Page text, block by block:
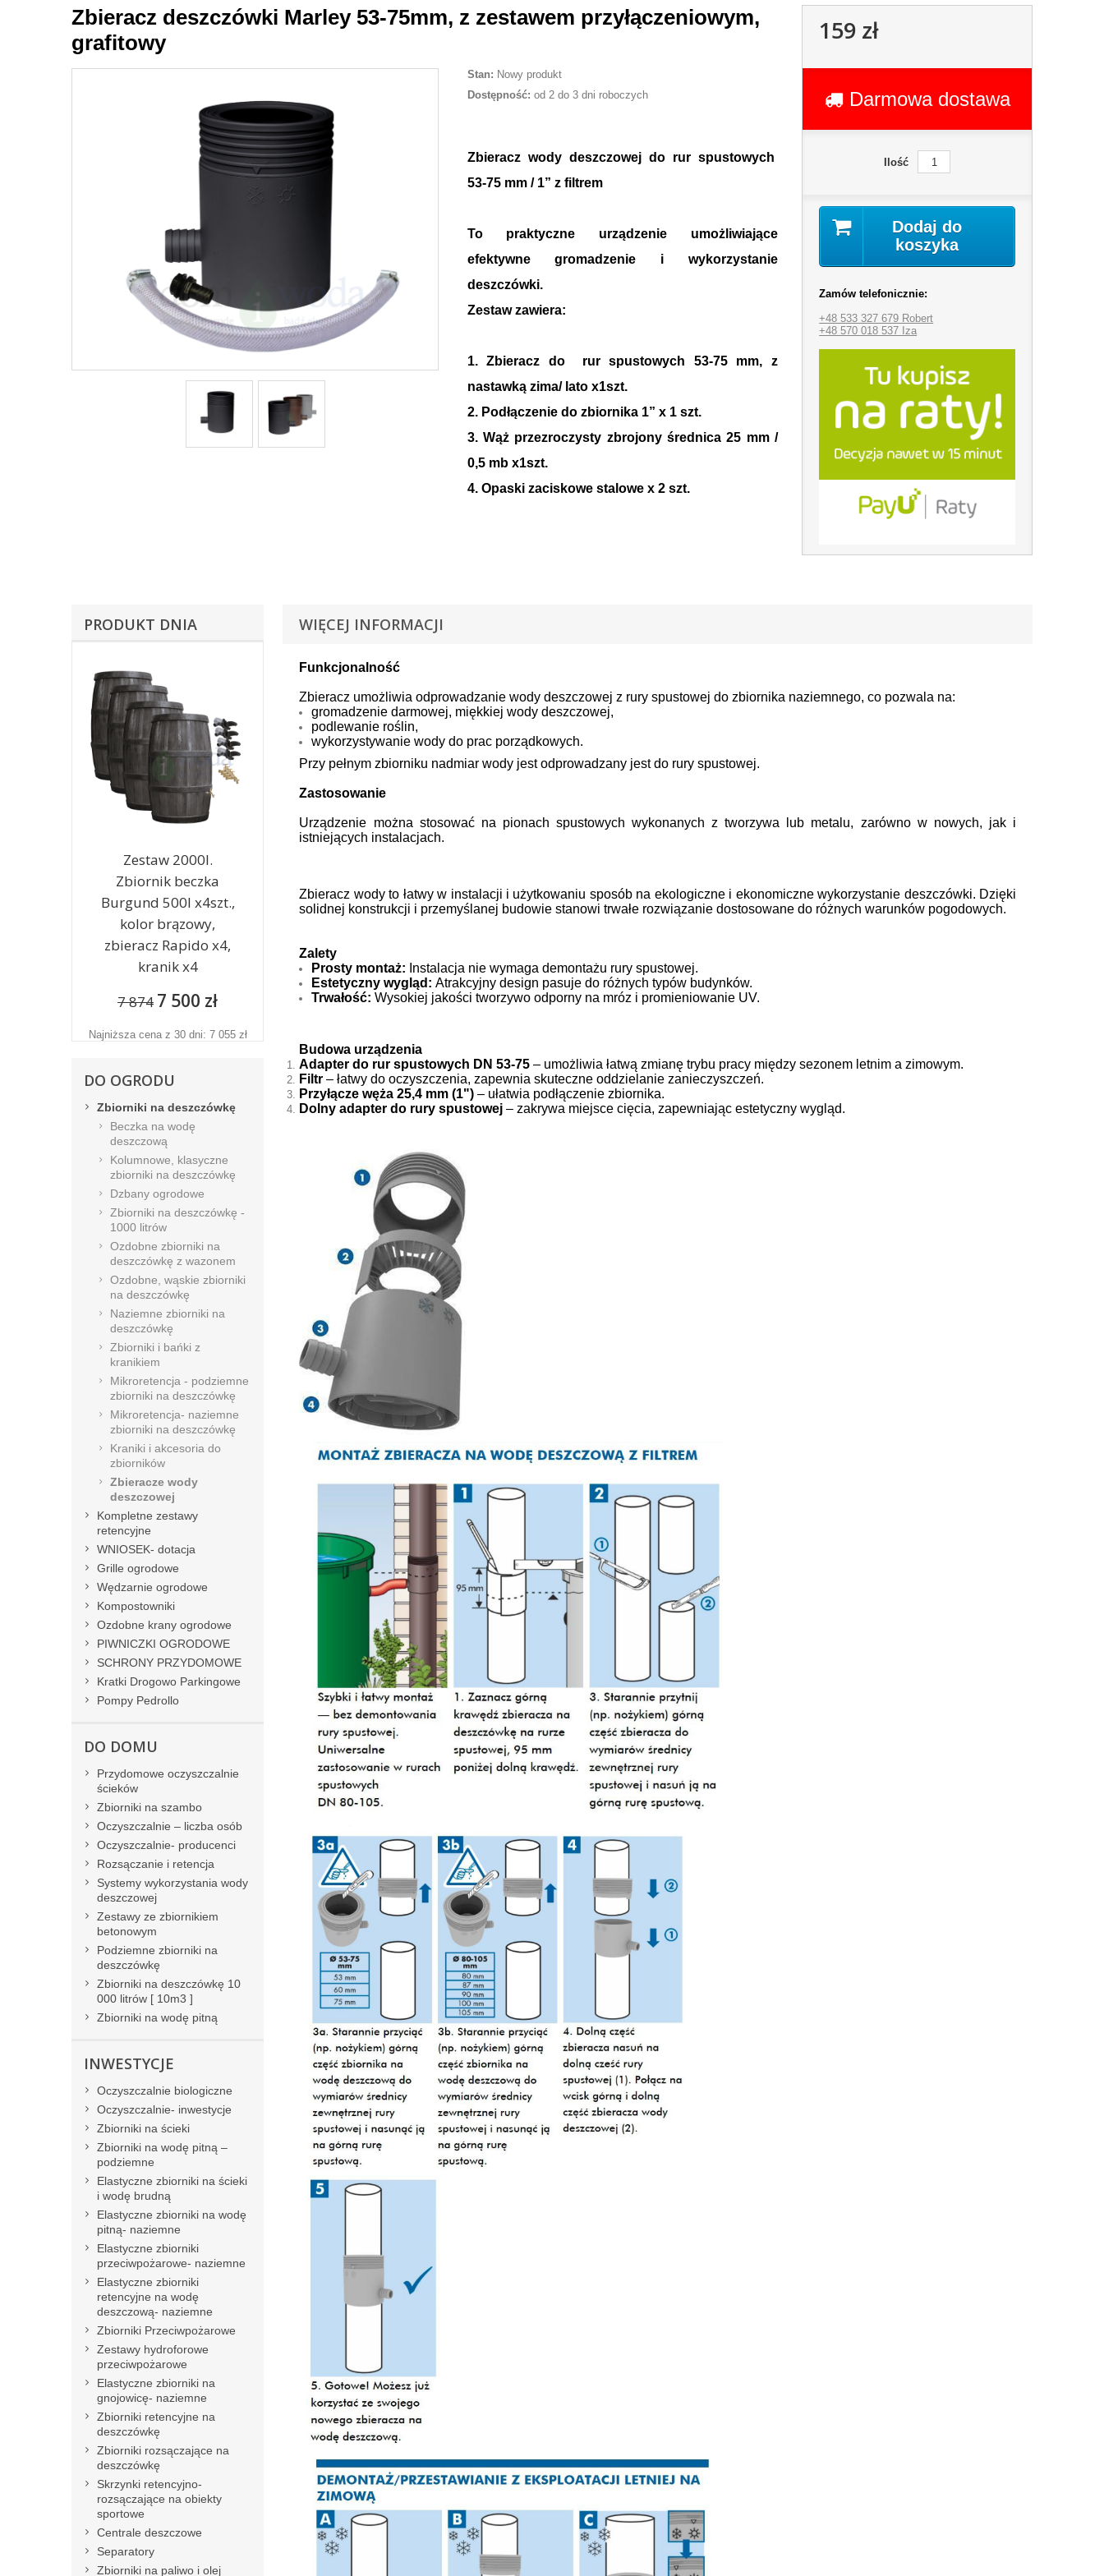
Zbieracz deszczówki Marley 53-75mm, z zestawem przyłączeniowym,
grafitowy
Stan: Nowy produkt
Dostępność: od 2 do 3 dni roboczych
Zbieracz wody deszczowej do rur spustowych
53-75 mm / 1” z filtrem
To praktyczne urządzenie umożliwiające
efektywne gromadzenie i wykorzystanie
deszczówki.
Zestaw zawiera:
1. Zbieracz do rur spustowych 53-75 mm, z
nastawką zima/ lato x1szt.
2. Podłączenie do zbiornika 1” x 1 szt.
3. Wąż przezroczysty zbrojony średnica 25 mm /
0,5 mb x1szt.
4. Opaski zaciskowe stalowe x 2 szt.
159 zł
Darmowa dostawa
Ilość
Dodaj do
koszyka
Zamów telefonicznie:
+48 533 327 679 Robert
+48 570 018 537 Iza
WIĘCEJ INFORMACJI
Funkcjonalność
Zbieracz umożliwia odprowadzanie wody deszczowej z rury spustowej do zbiornika naziemnego, co pozwala na:
gromadzenie darmowej, miękkiej wody deszczowej,
podlewanie roślin,
wykorzystywanie wody do prac porządkowych.
Przy pełnym zbiorniku nadmiar wody jest odprowadzany jest do rury spustowej.
Zastosowanie
Urządzenie można stosować na pionach spustowych wykonanych z tworzywa lub metalu, zarówno w nowych, jak i
istniejących instalacjach.
Zbieracz wody to łatwy w instalacji i użytkowaniu sposób na ekologiczne i ekonomiczne wykorzystanie deszczówki. Dzięki
solidnej konstrukcji i przemyślanej budowie stanowi trwałe rozwiązanie dostosowane do różnych warunków pogodowych.
Zalety
Prosty montaż: Instalacja nie wymaga demontażu rury spustowej.
Estetyczny wygląd: Atrakcyjny design pasuje do różnych typów budynków.
Trwałość: Wysokiej jakości tworzywo odporny na mróz i promieniowanie UV.
Budowa urządzenia
Adapter do rur spustowych DN 53-75 – umożliwia łatwą zmianę trybu pracy między sezonem letnim a zimowym.
Filtr – łatwy do oczyszczenia, zapewnia skuteczne oddzielanie zanieczyszczeń.
Przyłącze węża 25,4 mm (1") – ułatwia podłączenie zbiornika.
Dolny adapter do rury spustowej – zakrywa miejsce cięcia, zapewniając estetyczny wygląd.
PRODUKT DNIA
Zestaw 2000l.
Zbiornik beczka
Burgund 500l x4szt.,
kolor brązowy,
zbieracz Rapido x4,
kranik x4
7 874 7 500 zł
Najniższa cena z 30 dni: 7 055 zł
DO OGRODU
Zbiorniki na deszczówkę
Beczka na wodę
deszczową
Kolumnowe, klasyczne
zbiorniki na deszczówkę
Dzbany ogrodowe
Zbiorniki na deszczówkę -
1000 litrów
Ozdobne zbiorniki na
deszczówkę z wazonem
Ozdobne, wąskie zbiorniki
na deszczówkę
Naziemne zbiorniki na
deszczówkę
Zbiorniki i bańki z
kranikiem
Mikroretencja - podziemne
zbiorniki na deszczówkę
Mikroretencja- naziemne
zbiorniki na deszczówkę
Kraniki i akcesoria do
zbiorników
Zbieracze wody
deszczowej
Kompletne zestawy
retencyjne
WNIOSEK- dotacja
Grille ogrodowe
Wędzarnie ogrodowe
Kompostowniki
Ozdobne krany ogrodowe
PIWNICZKI OGRODOWE
SCHRONY PRZYDOMOWE
Kratki Drogowo Parkingowe
Pompy Pedrollo
DO DOMU
Przydomowe oczyszczalnie
ścieków
Zbiorniki na szambo
Oczyszczalnie – liczba osób
Oczyszczalnie- producenci
Rozsączanie i retencja
Systemy wykorzystania wody
deszczowej
Zestawy ze zbiornikiem
betonowym
Podziemne zbiorniki na
deszczówkę
Zbiorniki na deszczówkę 10
000 litrów [ 10m3 ]
Zbiorniki na wodę pitną
INWESTYCJE
Oczyszczalnie biologiczne
Oczyszczalnie- inwestycje
Zbiorniki na ścieki
Zbiorniki na wodę pitną –
podziemne
Elastyczne zbiorniki na ścieki
i wodę brudną
Elastyczne zbiorniki na wodę
pitną- naziemne
Elastyczne zbiorniki
przeciwpożarowe- naziemne
Elastyczne zbiorniki
retencyjne na wodę
deszczową- naziemne
Zbiorniki Przeciwpożarowe
Zestawy hydroforowe
przeciwpożarowe
Elastyczne zbiorniki na
gnojowicę- naziemne
Zbiorniki retencyjne na
deszczówkę
Zbiorniki rozsączające na
deszczówkę
Skrzynki retencyjno-
rozsączające na obiekty
sportowe
Centrale deszczowe
Separatory
Zbiorniki na paliwo i olej